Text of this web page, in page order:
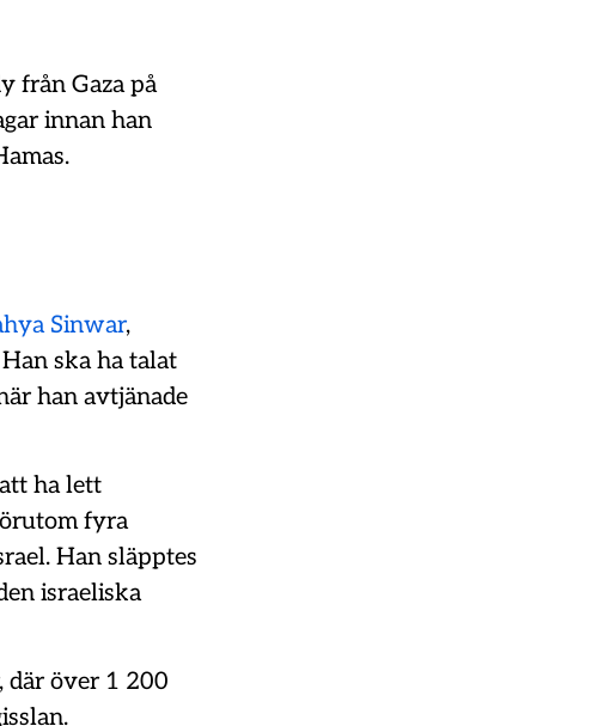
från Gaza på
innan han
Sinwar,
ska ha talat
han avtjänade
ha lett
fyra
Han släpptes
israeliska
där över 1 200